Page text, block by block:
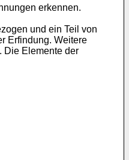
erkennen.
und ein Teil von
Erfindung. Weitere
Die Elemente der